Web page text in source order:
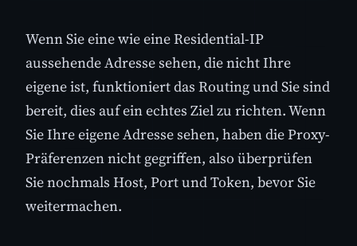
Wenn Sie eine wie eine Residential-IP
aussehende Adresse sehen, die nicht Ihre
eigene ist, funktioniert das Routing und Sie sind
bereit, dies auf ein echtes Ziel zu richten. Wenn
Sie Ihre eigene Adresse sehen, haben die Proxy-
Präferenzen nicht gegriffen, also überprüfen
Sie nochmals Host, Port und Token, bevor Sie
weitermachen.